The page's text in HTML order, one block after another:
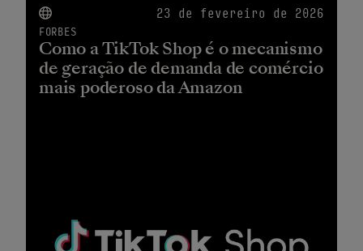
23 de fevereiro de 2026
FORBES
Como a TikTok Shop é o mecanismo
de geração de demanda de comércio
mais poderoso da Amazon